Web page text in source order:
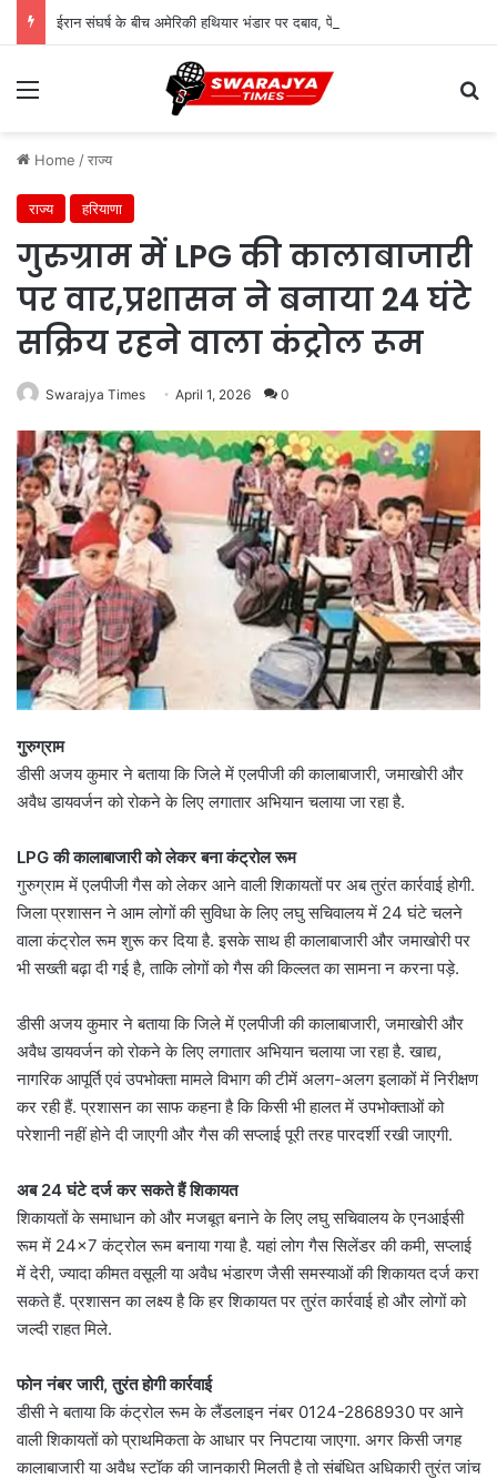
Menu
Home /राज्य
राज्य हरियाणा
गुरुग्राम में LPG की कालाबाजारी
पर वार,प्रशासन ने बनाया 24 घंटे
सक्रिय रहने वाला कंट्रोल रूम
Swarajya Times April 1, 2026 0
गुरुग्राम
डीसी अजय कुमार ने बताया कि जिले में एलपीजी की कालाबाजारी, जमाखोरी और
अवैध डायवर्जन को रोकने के लिए लगातार अभियान चलाया जा रहा है.
LPG की कालाबाजारी को लेकर बना कंट्रोल रूम
गुरुग्राम में एलपीजी गैस को लेकर आने वाली शिकायतों पर अब तुरंत कार्रवाई होगी.
जिला प्रशासन ने आम लोगों की सुविधा के लिए लघु सचिवालय में 24 घंटे चलने
वाला कंट्रोल रूम शुरू कर दिया है. इसके साथ ही कालाबाजारी और जमाखोरी पर
भी सख्ती बढ़ा दी गई है, ताकि लोगों को गैस की किल्लत का सामना न करना पड़े.
डीसी अजय कुमार ने बताया कि जिले में एलपीजी की कालाबाजारी, जमाखोरी और
अवैध डायवर्जन को रोकने के लिए लगातार अभियान चलाया जा रहा है. खाद्य,
नागरिक आपूर्ति एवं उपभोक्ता मामले विभाग की टीमें अलग-अलग इलाकों में निरीक्षण
कर रही हैं. प्रशासन का साफ कहना है कि किसी भी हालत में उपभोक्ताओं को
परेशानी नहीं होने दी जाएगी और गैस की सप्लाई पूरी तरह पारदर्शी रखी जाएगी.
अब 24 घंटे दर्ज कर सकते हैं शिकायत
शिकायतों के समाधान को और मजबूत बनाने के लिए लघु सचिवालय के एनआईसी
रूम में 24×7 कंट्रोल रूम बनाया गया है. यहां लोग गैस सिलेंडर की कमी, सप्लाई
में देरी, ज्यादा कीमत वसूली या अवैध भंडारण जैसी समस्याओं की शिकायत दर्ज करा
सकते हैं. प्रशासन का लक्ष्य है कि हर शिकायत पर तुरंत कार्रवाई हो और लोगों को
जल्दी राहत मिले.
फोन नंबर जारी, तुरंत होगी कार्रवाई
डीसी ने बताया कि कंट्रोल रूम के लैंडलाइन नंबर 0124-2868930 पर आने
वाली शिकायतों को प्राथमिकता के आधार पर निपटाया जाएगा. अगर किसी जगह
कालाबाजारी या अवैध स्टॉक की जानकारी मिलती है तो संबंधित अधिकारी तुरंत जांच